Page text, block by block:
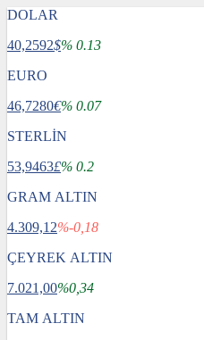
DOLAR
40,2592$% 0.13
EURO
46,7280€% 0.07
STERLİN
53,9463£% 0.2
GRAM ALTIN
4.309,12%-0,18
ÇEYREK ALTIN
7.021,00%0,34
TAM ALTIN